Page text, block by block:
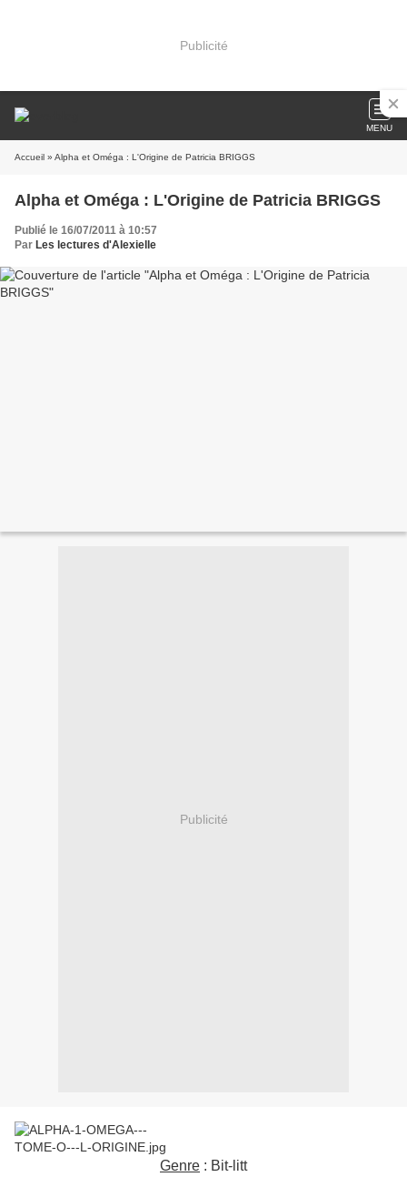
Publicité
MENU
Accueil » Alpha et Oméga : L'Origine de Patricia BRIGGS
Alpha et Oméga : L'Origine de Patricia BRIGGS
Publié le 16/07/2011 à 10:57
Par Les lectures d'Alexielle
Publicité
Genre : Bit-litt